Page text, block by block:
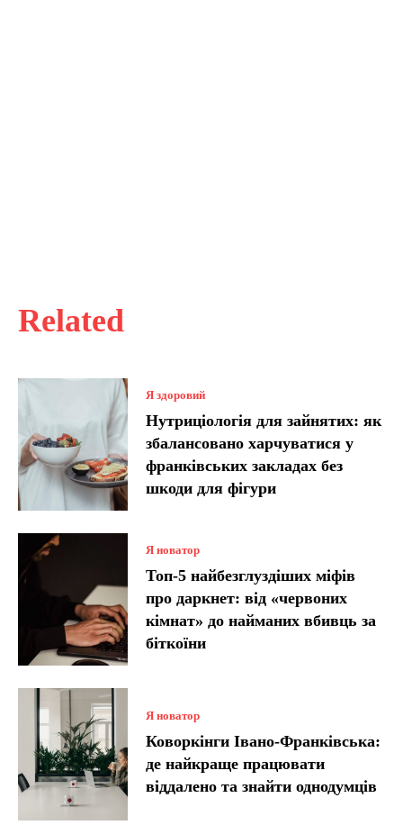
Related
Я здоровий
Нутриціологія для зайнятих: як
збалансовано харчуватися у
франківських закладах без
шкоди для фігури
Я новатор
Топ-5 найбезглуздіших міфів
про даркнет: від «червоних
кімнат» до найманих вбивць за
біткоїни
Я новатор
Коворкінги Івано-Франківська:
де найкраще працювати
віддалено та знайти однодумців